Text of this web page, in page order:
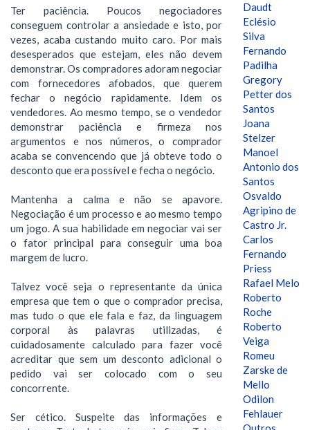
Ter paciência. Poucos negociadores
conseguem controlar a ansiedade e isto, por
vezes, acaba custando muito caro. Por mais
desesperados que estejam, eles não devem
demonstrar. Os compradores adoram negociar
com fornecedores afobados, que querem
fechar o negócio rapidamente. Idem os
vendedores. Ao mesmo tempo, se o vendedor
demonstrar paciência e firmeza nos
argumentos e nos números, o comprador
acaba se convencendo que já obteve todo o
desconto que era possível e fecha o negócio.
Mantenha a calma e não se apavore.
Negociação é um processo e ao mesmo tempo
um jogo. A sua habilidade em negociar vai ser
o fator principal para conseguir uma boa
margem de lucro.
Talvez você seja o representante da única
empresa que tem o que o comprador precisa,
mas tudo o que ele fala e faz, da linguagem
corporal às palavras utilizadas, é
cuidadosamente calculado para fazer você
acreditar que sem um desconto adicional o
pedido vai ser colocado com o seu
concorrente.
Ser cético. Suspeite das informações e
Daudt
Eclésio
Silva
Fernando
Padilha
Gregory
Petter dos
Santos
Joana
Stelzer
Manoel
Antonio dos
Santos
Osvaldo
Agripino de
Castro Jr.
Carlos
Fernando
Priess
Rafael Melo
Roberto
Roche
Roberto
Veiga
Romeu
Zarske de
Mello
Odilon
Fehlauer